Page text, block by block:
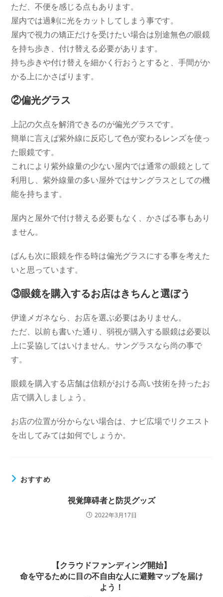
ただ、不便を感じる点もあります。
屋内では過剰に光をカットしてしまう事です。
屋内で視力の矯正だけを受けたい場合は別途無色の眼鏡
を持ち歩き、付け替える必要があります。
持ち歩きや付け替えを細かく行おうとすると、手間がか
かる上にかさばります。
②偏光グラス
上記の欠点を解消できるのが偏光グラスです。
簡単に言えば紫外線に反応して色が変わるレンズを使っ
た眼鏡です。
これにより紫外線量の少ない屋内では通常の眼鏡として
利用し、紫外線量の多い屋外ではサングラスとしての機
能を持ちます。
屋内と屋外で付け替える必要もなく、かさばる事もあり
ません。
ばんも次に眼鏡を作る時は偏光グラスにする事を考えた
いと思っています。
③眼鏡を購入するお店はきちんと選ぼう
伊達メガネなら、お店を選ぶ必要はありません。
ただ、以前も書いた通り、弱視が購入する眼鏡は必要以
上に妥協してはいけません。サングラスなら尚の事で
す。
眼鏡を購入する店舗は信頼がおける高い技術を持ったお
店で購入しましょう。
お店の位置が分からない場合は、ナビ広場でリクエスト
を出してみては如何でしょうか。
おすすめ
視覚障碍者と防災グッズ
2022年3月17日
【クラウドファンディング開始】
命を守るために目の不自由な人に避難マップを届け
よう！